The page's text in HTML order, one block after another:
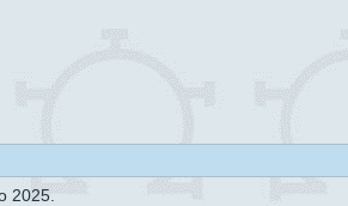
2025.